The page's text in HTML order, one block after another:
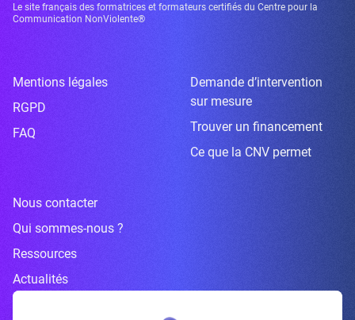
Le site français des formatrices et formateurs certifiés du Centre pour la
Communication NonViolente®
Mentions légales
RGPD
FAQ
Demande d’intervention
sur mesure
Trouver un financement
Ce que la CNV permet
Nous contacter
Qui sommes-nous ?
Ressources
Actualités